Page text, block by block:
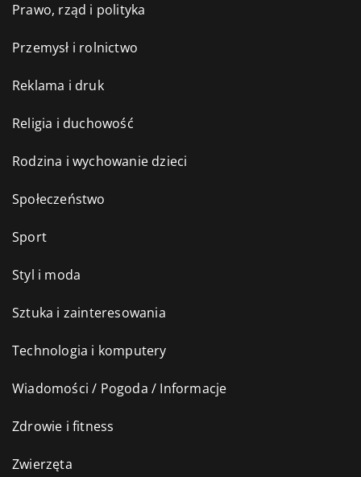
Prawo, rząd i polityka
Przemysł i rolnictwo
Reklama i druk
Religia i duchowość
Rodzina i wychowanie dzieci
Społeczeństwo
Sport
Styl i moda
Sztuka i zainteresowania
Technologia i komputery
Wiadomości / Pogoda / Informacje
Zdrowie i fitness
Zwierzęta